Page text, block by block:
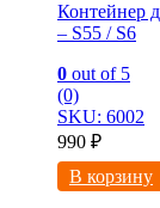
Контейнер
– S55 / S6
0 out of 5
(0)
SKU: 6002
990 ₽
В корзину